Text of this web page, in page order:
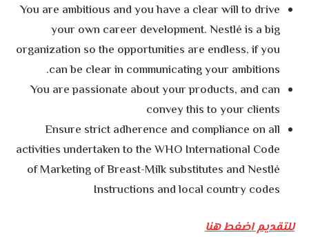
You are ambitious and you have a clear will to drive
your own career development. Nestlé is a big
organization so the opportunities are endless, if you
can be clear in communicating your ambitions.
You are passionate about your products, and can
convey this to your clients
Ensure strict adherence and compliance on all
activities undertaken to the WHO International Code
of Marketing of Breast-Milk substitutes and Nestlé
Instructions and local country codes
للتقديم اضغط هنا